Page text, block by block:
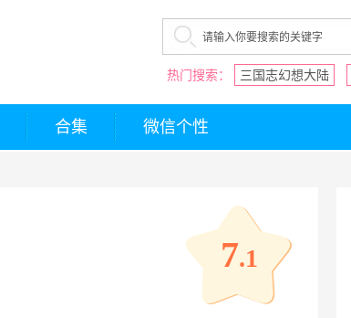
热门搜索： 三国志幻想大陆
合集 微信个性
7.1